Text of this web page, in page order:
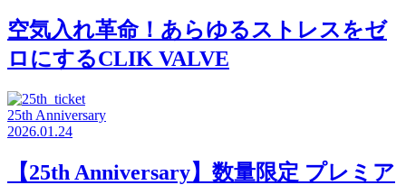
空気入れ革命！あらゆるストレスをゼ
ロにするCLIK VALVE
25th Anniversary
2026.01.24
【25th Anniversary】数量限定 プレミア